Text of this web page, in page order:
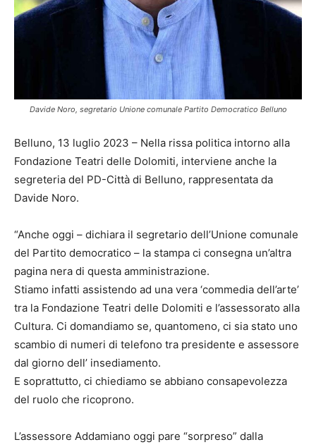
Davide Noro, segretario Unione comunale Partito Democratico Belluno
Belluno, 13 luglio 2023 – Nella rissa politica intorno alla
Fondazione Teatri delle Dolomiti, interviene anche la
segreteria del PD-Città di Belluno, rappresentata da
Davide Noro.
“Anche oggi – dichiara il segretario dell’Unione comunale
del Partito democratico – la stampa ci consegna un’altra
pagina nera di questa amministrazione.
Stiamo infatti assistendo ad una vera ‘commedia dell’arte’
tra la Fondazione Teatri delle Dolomiti e l’assessorato alla
Cultura. Ci domandiamo se, quantomeno, ci sia stato uno
scambio di numeri di telefono tra presidente e assessore
dal giorno dell’ insediamento.
E soprattutto, ci chiediamo se abbiano consapevolezza
del ruolo che ricoprono.
L’assessore Addamiano oggi pare “sorpreso” dalla